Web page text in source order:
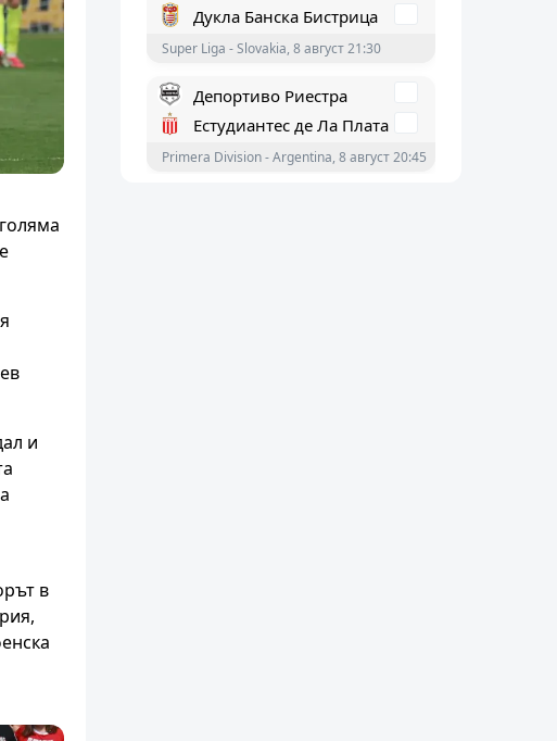
и
в
Естудиантес де Ла Плата
Primera Division - Argentina, 8 август 20:45
Стандард Лиеж
Серкъл Брюж
Белгийска Про Лига, 8 август 19:15